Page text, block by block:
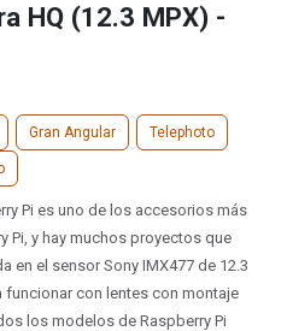
HQ (12.3 MPX) -
Gran Angular Telephoto
Pi es uno de los accesorios más
Pi, y hay muchos proyectos que
en el sensor Sony IMX477 de 12.3
con lentes con montaje
los modelos de Raspberry Pi